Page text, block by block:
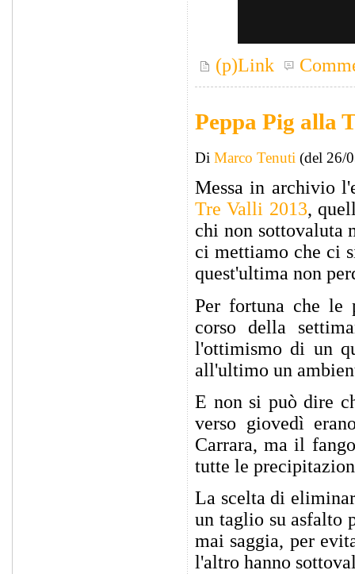
(p)Link
Peppa Pig alla
Di Marco Tenuti (del 26/
Messa in archivio
Tre Valli 2013,
chi non sottovaluta
ci mettiamo che ci
quest'ultima non
Per fortuna che le
corso della
l'ottimismo di un
all'ultimo un
E non si può dire
verso giovedì
Carrara, ma il
tutte le
La scelta di
un taglio su asfalto
mai saggia, per
l'altro hanno